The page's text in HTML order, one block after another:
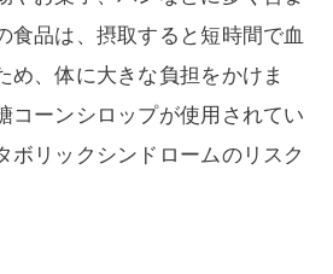
食品は、摂取すると短時間で血
め、体に大きな負担をかけま
コーンシロップが使用されてい
ボリックシンドロームのリスク